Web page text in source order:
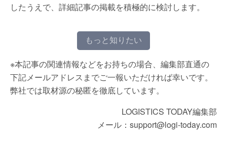
したうえで、詳細記事の掲載を積極的に検討します。
もっと知りたい
※本記事の関連情報などをお持ちの場合、編集部直通の
下記メールアドレスまでご一報いただければ幸いです。
弊社では取材源の秘匿を徹底しています。
LOGISTICS TODAY編集部
メール：support@logi-today.com